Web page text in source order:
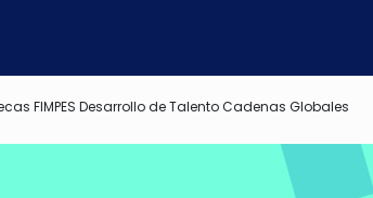
FIMPES Desarrollo de Talento Cadenas Globales